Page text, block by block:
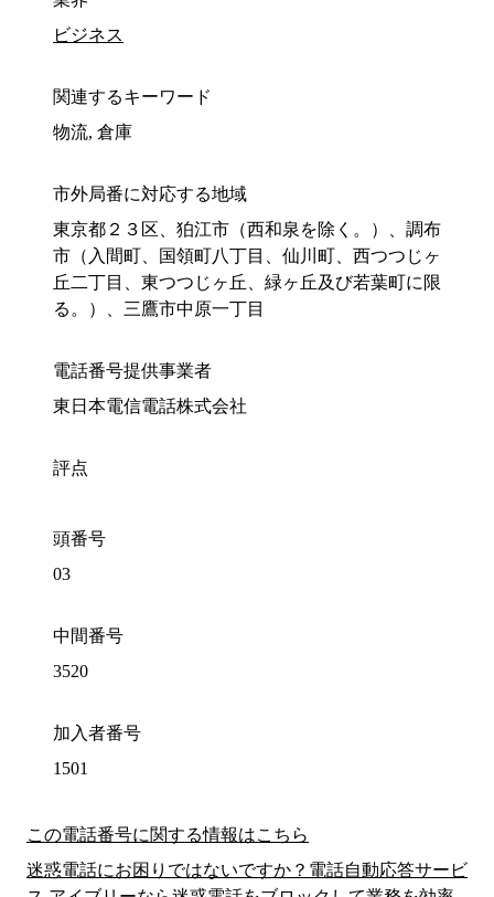
ビジネス
関連するキーワード
物流, 倉庫
市外局番に対応する地域
東京都２３区、狛江市（西和泉を除く。）、調布
市（入間町、国領町八丁目、仙川町、西つつじヶ
丘二丁目、東つつじヶ丘、緑ヶ丘及び若葉町に限
る。）、三鷹市中原一丁目
電話番号提供事業者
東日本電信電話株式会社
評点
頭番号
03
中間番号
3520
加入者番号
1501
この電話番号に関する情報はこちら
迷惑電話にお困りではないですか？電話自動応答サービ